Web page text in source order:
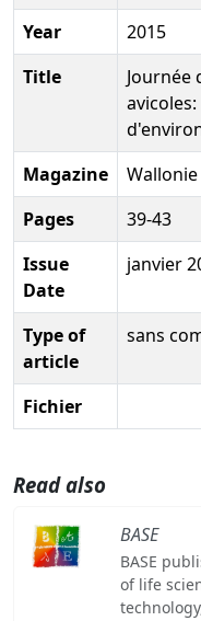
Year
2015
Title
Journée
Magazine
Wallonie
Pages
39-43
Issue
Date
janvier
Type of
article
sans
Fichier
Read also
BASE
BASE
of life